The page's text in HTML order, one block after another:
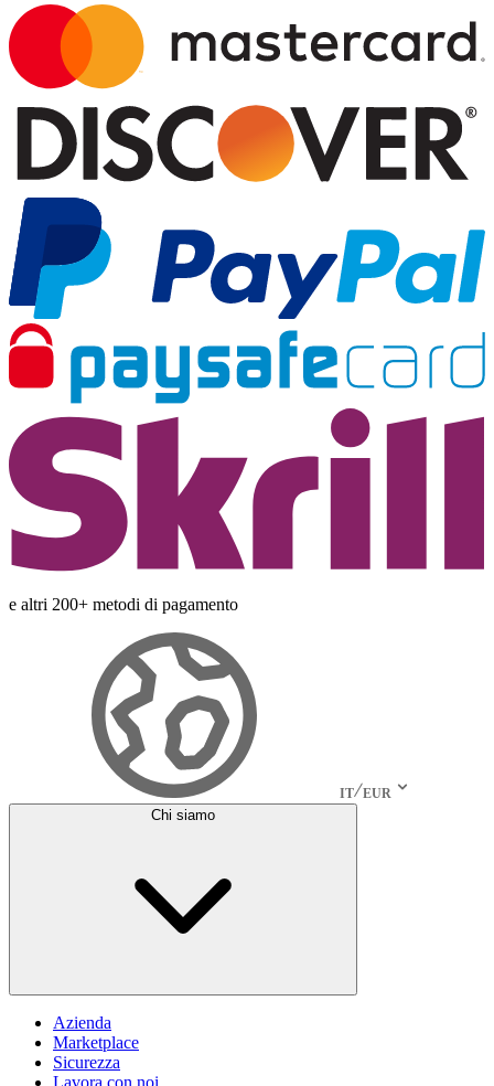
e altri 200+ metodi di pagamento
IT EUR
Chi siamo
Azienda
Marketplace
Sicurezza